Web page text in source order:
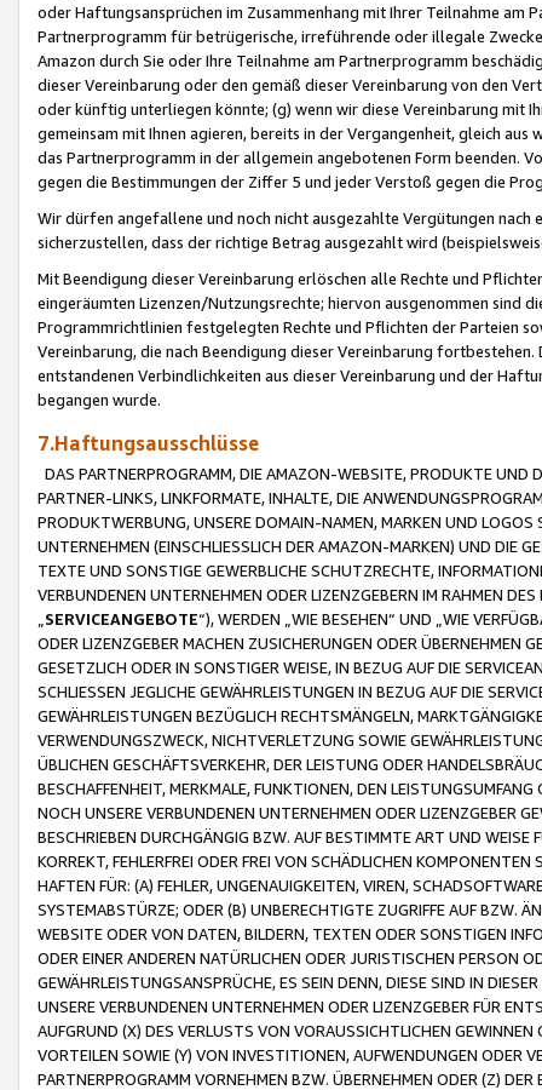
oder Haftungsansprüchen im Zusammenhang mit Ihrer Teilnahme am
Partnerprogramm für betrügerische, irreführende oder illegale
Amazon durch Sie oder Ihre Teilnahme am Partnerprogramm
dieser Vereinbarung oder den gemäß dieser Vereinbarung von den
oder künftig unterliegen könnte; (g) wenn wir diese Vereinbarung mit
gemeinsam mit Ihnen agieren, bereits in der Vergangenheit, gleich
das Partnerprogramm in der allgemein angebotenen Form beenden.
gegen die Bestimmungen der Ziffer 5 und jeder Verstoß gegen die
Wir dürfen angefallene und noch nicht ausgezahlte Vergütungen
sicherzustellen, dass der richtige Betrag ausgezahlt wird
Mit Beendigung dieser Vereinbarung erlöschen alle Rechte und
eingeräumten Lizenzen/Nutzungsrechte; hiervon ausgenommen sind
Programmrichtlinien festgelegten Rechte und Pflichten der Parteien
Vereinbarung, die nach Beendigung dieser Vereinbarung
entstandenen Verbindlichkeiten aus dieser Vereinbarung und der
begangen wurde.
7.Haftungsausschlüsse
DAS PARTNERPROGRAMM, DIE AMAZON-WEBSITE, PRODUKTE UND
PARTNER-LINKS, LINKFORMATE, INHALTE, DIE
PRODUKTWERBUNG, UNSERE DOMAIN-NAMEN, MARKEN UND
UNTERNEHMEN (EINSCHLIESSLICH DER AMAZON-MARKEN) UND DIE
TEXTE UND SONSTIGE GEWERBLICHE SCHUTZRECHTE,
VERBUNDENEN UNTERNEHMEN ODER LIZENZGEBERN IM RAHMEN
SERVICEANGEBOTE“), WERDEN „WIE BESEHEN“ UND „WIE
ODER LIZENZGEBER MACHEN ZUSICHERUNGEN ODER ÜBERNEHMEN
GESETZLICH ODER IN SONSTIGER WEISE, IN BEZUG AUF DIE
SCHLIESSEN JEGLICHE GEWÄHRLEISTUNGEN IN BEZUG AUF DIE
GEWÄHRLEISTUNGEN BEZÜGLICH RECHTSMÄNGELN,
VERWENDUNGSZWECK, NICHTVERLETZUNG SOWIE
ÜBLICHEN GESCHÄFTSVERKEHR, DER LEISTUNG ODER
BESCHAFFENHEIT, MERKMALE, FUNKTIONEN, DEN
NOCH UNSERE VERBUNDENEN UNTERNEHMEN ODER LIZENZGEBER
BESCHRIEBEN DURCHGÄNGIG BZW. AUF BESTIMMTE ART UND
KORREKT, FEHLERFREI ODER FREI VON SCHÄDLICHEN
HAFTEN FÜR: (A) FEHLER, UNGENAUIGKEITEN, VIREN,
SYSTEMABSTÜRZE; ODER (B) UNBERECHTIGTE ZUGRIFFE AUF BZW.
WEBSITE ODER VON DATEN, BILDERN, TEXTEN ODER SONSTIGEN
ODER EINER ANDEREN NATÜRLICHEN ODER JURISTISCHEN PERSON
GEWÄHRLEISTUNGSANSPRÜCHE, ES SEIN DENN, DIESE SIND IN
UNSERE VERBUNDENEN UNTERNEHMEN ODER LIZENZGEBER FÜR
AUFGRUND (X) DES VERLUSTS VON VORAUSSICHTLICHEN
VORTEILEN SOWIE (Y) VON INVESTITIONEN, AUFWENDUNGEN ODER
PARTNERPROGRAMM VORNEHMEN BZW. ÜBERNEHMEN ODER (Z)